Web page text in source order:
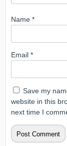
Name*
Email*
Save my
website in this
next time I